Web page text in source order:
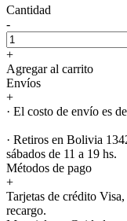
Cantidad
-
+
Agregar al carrito
Envíos
+
· El costo de envío es
· Retiros en Bolivia
sábados de 11 a 19 hs.
Métodos de pago
+
Tarjetas de crédito
recargo.